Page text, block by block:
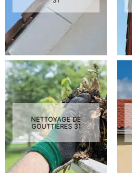
NETTOYAGE DE
GOUTTIÈRES 31